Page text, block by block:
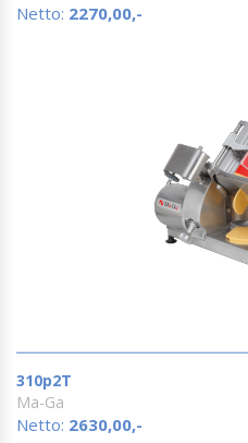
Netto: 2270,00,-
310p2T
Ma-Ga
Netto: 2630,00,-